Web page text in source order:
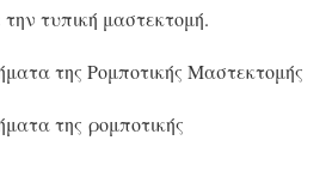
τυπική μαστεκτομή.
της Ρομποτικής Μαστεκτομής
της ρομποτικής